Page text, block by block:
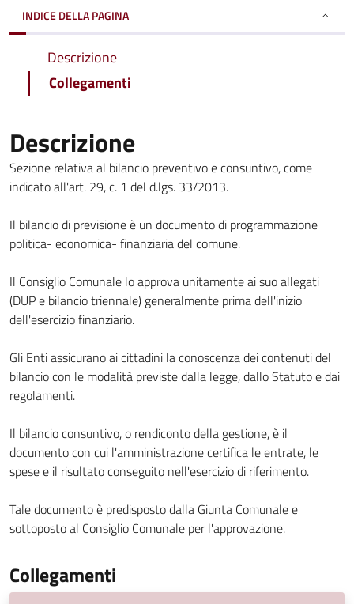
INDICE DELLA PAGINA
Descrizione
Collegamenti
Descrizione
Sezione relativa al bilancio preventivo e consuntivo, come
indicato all'art. 29, c. 1 del d.lgs. 33/2013.
Il bilancio di previsione è un documento di programmazione
politica- economica- finanziaria del comune.
Il Consiglio Comunale lo approva unitamente ai suo allegati
(DUP e bilancio triennale) generalmente prima dell'inizio
dell'esercizio finanziario.
Gli Enti assicurano ai cittadini la conoscenza dei contenuti del
bilancio con le modalità previste dalla legge, dallo Statuto e dai
regolamenti.
Il bilancio consuntivo, o rendiconto della gestione, è il
documento con cui l'amministrazione certifica le entrate, le
spese e il risultato conseguito nell'esercizio di riferimento.
Tale documento è predisposto dalla Giunta Comunale e
sottoposto al Consiglio Comunale per l'approvazione.
Collegamenti